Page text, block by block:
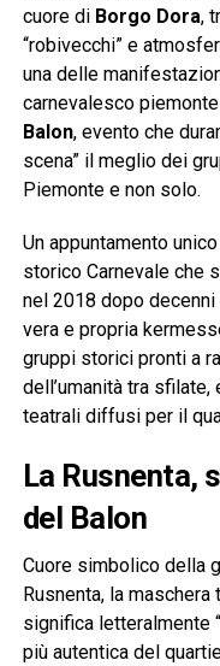
cuore di Borgo Dora,
“robivecchi” e
una delle
carnevalesco
Balon, evento che
scena” il meglio dei
Piemonte e non solo.
Un appuntamento
storico Carnevale che
nel 2018 dopo
vera e propria
gruppi storici pronti a
dell’umanità tra
teatrali diffusi per il
La Rusnenta,
del Balon
Cuore simbolico della
Rusnenta, la
significa letteralmente
più autentica del